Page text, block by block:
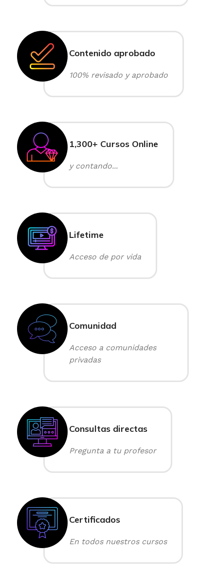
Contenido aprobado
100% revisado y aprobado
1,300+ Cursos Online
y contando...
Lifetime
Acceso de por vida
Comunidad
Acceso a comunidades
privadas
Consultas directas
Pregunta a tu profesor
Certificados
En todos nuestros cursos